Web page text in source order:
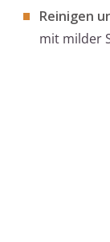
Reinigen
mit milder